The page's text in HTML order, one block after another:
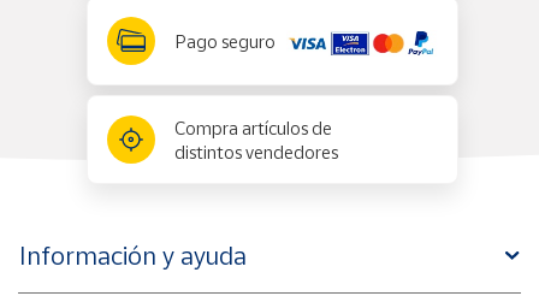
Pago seguro
Compra artículos de
distintos vendedores
Información y ayuda